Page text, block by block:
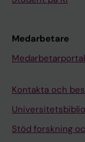
Medarbetare
Kontakta och
Stöd forskning